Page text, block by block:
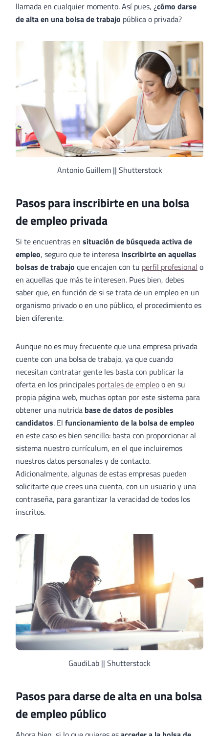
llamada en cualquier momento. Así pues, ¿cómo darse
de alta en una bolsa de trabajo pública o privada?
Antonio Guillem || Shutterstock
Pasos para inscribirte en una bolsa
de empleo privada
Si te encuentras en situación de búsqueda activa de
empleo, seguro que te interesa inscribirte en aquellas
bolsas de trabajo que encajen con tu perfil profesional o
en aquellas que más te interesen. Pues bien, debes
saber que, en función de si se trata de un empleo en un
organismo privado o en uno público, el procedimiento es
bien diferente.
Aunque no es muy frecuente que una empresa privada
cuente con una bolsa de trabajo, ya que cuando
necesitan contratar gente les basta con publicar la
oferta en los principales portales de empleoo en su
propia página web, muchas optan por este sistema para
obtener una nutrida base de datos de posibles
candidatos. El funcionamiento de la bolsa de empleo
en este caso es bien sencillo: basta con proporcionar al
sistema nuestro currículum, en el que incluiremos
nuestros datos personales y de contacto.
Adicionalmente, algunas de estas empresas pueden
solicitarte que crees una cuenta, con un usuario y una
contraseña, para garantizar la veracidad de todos los
inscritos.
GaudiLab || Shutterstock
Pasos para darse de alta en una bolsa
de empleo público